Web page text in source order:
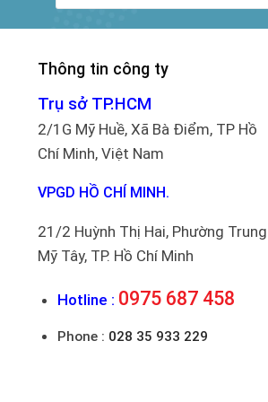
Thông tin công ty
Trụ sở TP.HCM
2/1G Mỹ Huề, Xã Bà Điểm, TP Hồ
Chí Minh, Việt Nam
VPGD HỒ CHÍ MINH.
21/2 Huỳnh Thị Hai, Phường Trung
Mỹ Tây, TP. Hồ Chí Minh
Hotline : 0975 687 458
Phone : 028 35 933 229